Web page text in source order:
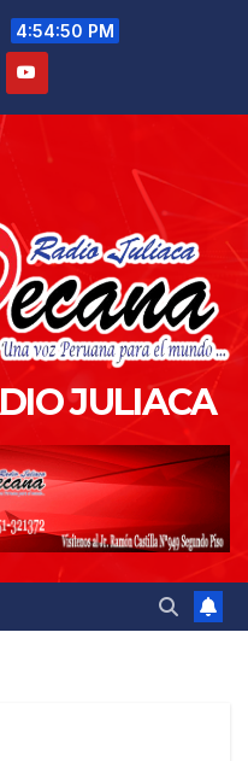
4:54:52 PM
JULIACA